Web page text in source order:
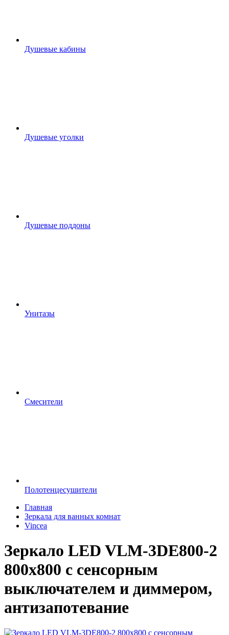
Душевые кабины
Душевые уголки
Душевые поддоны
Унитазы
Смесители
Полотенцесушители
Главная
Зеркала для ванных комнат
Vincea
Зеркало LED VLM-3DE800-2
800x800 c сенсорным
выключателем и диммером,
антизапотевание